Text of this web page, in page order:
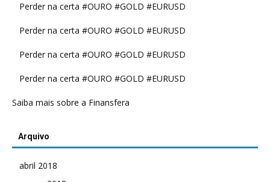
Perder na certa #OURO #GOLD #EURUSD
Perder na certa #OURO #GOLD #EURUSD
Perder na certa #OURO #GOLD #EURUSD
Perder na certa #OURO #GOLD #EURUSD
Saiba mais sobre a Finansfera
Arquivo
abril 2018